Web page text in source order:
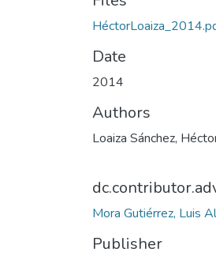
Date
2014
Authors
Loaiza Sánchez,
Mora Gutiérrez, Luis
Publisher